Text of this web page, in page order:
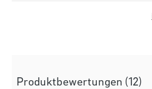
Produktbewertungen (12)